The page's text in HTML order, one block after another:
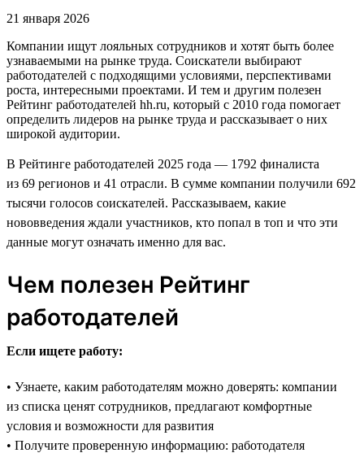
21 января 2026
Компании ищут лояльных сотрудников и хотят быть более
узнаваемыми на рынке труда. Соискатели выбирают
работодателей с подходящими условиями, перспективами
роста, интересными проектами. И тем и другим полезен
Рейтинг работодателей hh.ru, который с 2010 года помогает
определить лидеров на рынке труда и рассказывает о них
широкой аудитории.
В Рейтинге работодателей 2025 года — 1792 финалиста
из 69 регионов и 41 отрасли. В сумме компании получили 692
тысячи голосов соискателей. Рассказываем, какие
нововведения ждали участников, кто попал в топ и что эти
данные могут означать именно для вас.
Чем полезен Рейтинг
работодателей
Если ищете работу:
• Узнаете, каким работодателям можно доверять: компании
из списка ценят сотрудников, предлагают комфортные
условия и возможности для развития
• Получите проверенную информацию: работодателя